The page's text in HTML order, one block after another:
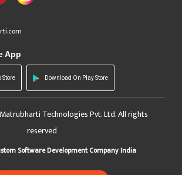
App
Store Download On Play Store
Technologies Pvt. Ltd. All rights
reserved
Software Development Company India